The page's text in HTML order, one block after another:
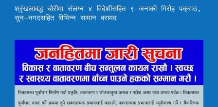
श्रृंखलाबद्ध चोरीमा संलग्न ४ विदेशीसहित ९ जनाको गिरोह पक्राउ,
सुन–नगदसहित विभिन्न सामान बरामद